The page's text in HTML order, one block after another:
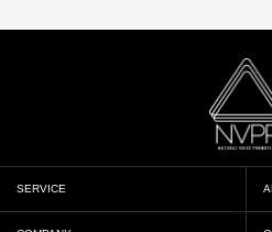
SERVICE